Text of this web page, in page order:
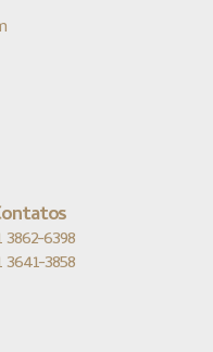
3862-6398
3641-3858